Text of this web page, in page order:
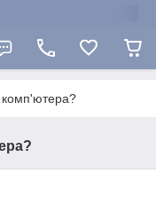
комп'ютера?